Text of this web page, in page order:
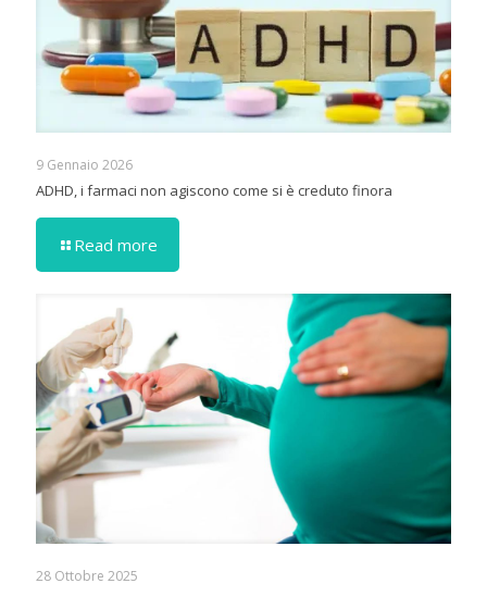
9 Gennaio 2026
ADHD, i farmaci non agiscono come si è creduto finora
Read more
28 Ottobre 2025